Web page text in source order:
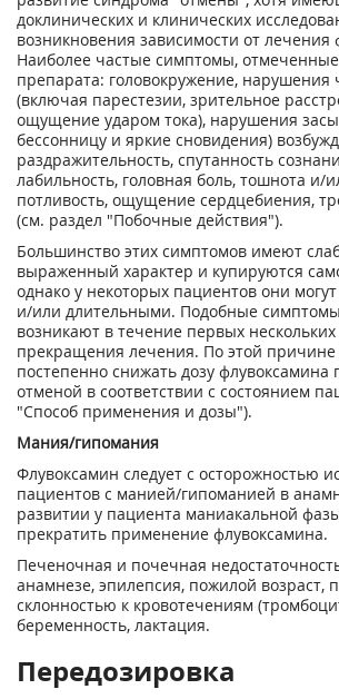
доклинических и клинических
возникновения зависимости от лечения
Наиболее частые симптомы,
препарата: головокружение, нарушения
(включая парестезии, зрительное
ощущение ударом тока), нарушения
бессонницу и яркие сновидения)
раздражительность, спутанность
лабильность, головная боль, тошнота и/
потливость, ощущение сердцебиения,
(см. раздел "Побочные действия").
Большинство этих симптомов имеют
выраженный характер и купируются
однако у некоторых пациентов они
и/или длительными. Подобные
возникают в течение первых
прекращения лечения. По этой
постепенно снижать дозу флувоксамина
отменой в соответствии с состоянием
"Способ применения и дозы").
Мания/гипомания
Флувоксамин следует с осторожностью
пациентов с манией/гипоманией в
развитии у пациента маниакальной
прекратить применение флувоксамина.
Печеночная и почечная
анамнезе, эпилепсия, пожилой возраст,
склонностью к кровотечениям
беременность, лактация.
Передозировка